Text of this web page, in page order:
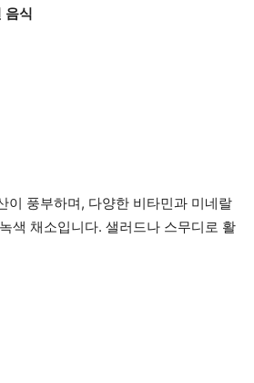
음식
이 풍부하며, 다양한 비타민과 미네랄
색 채소입니다. 샐러드나 스무디로 활